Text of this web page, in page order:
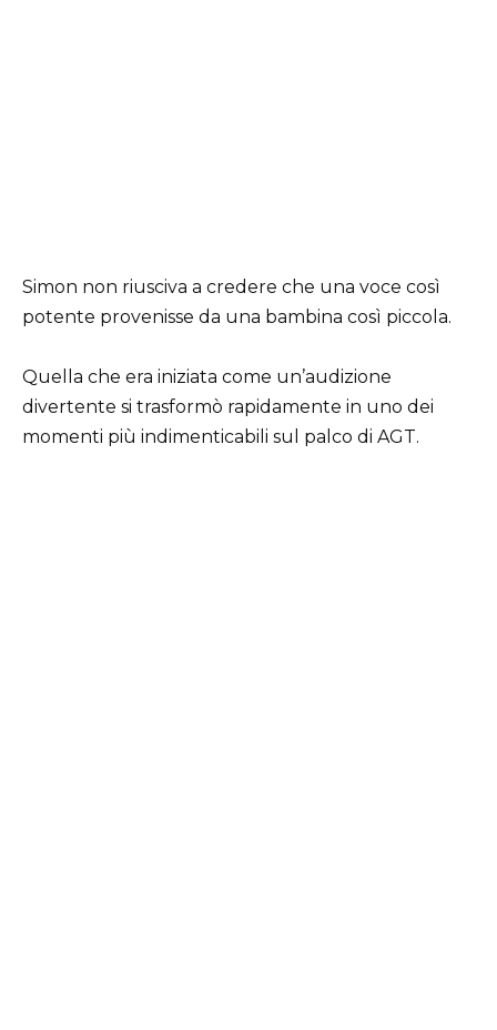
Simon non riusciva a credere che una voce così
potente provenisse da una bambina così piccola.
Quella che era iniziata come un’audizione
divertente si trasformò rapidamente in uno dei
momenti più indimenticabili sul palco di AGT.